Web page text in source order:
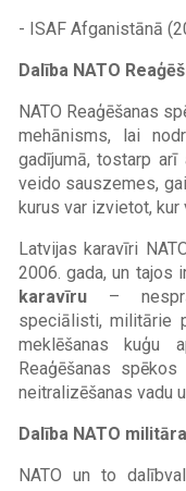
- ISAF Afganistānā
Dalība NATO
NATO Reaģēšanas
mehānisms, lai
gadījumā, tostarp
veido sauszemes,
kurus var izvietot,
Latvijas karavīri
2006. gada, un tajos
karavīru–
speciālisti, militārie
meklēšanas kuģu
Reaģēšanas
neitralizēšanas vadu
Dalība NATO
NATO un to